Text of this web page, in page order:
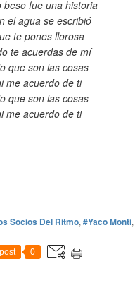
beso fue una historia
el agua se escribió
te pones llorosa
te acuerdas de mí
que son las cosas
me acuerdo de ti
que son las cosas
me acuerdo de ti
Socios Del Ritmo, #Yaco Monti,
0